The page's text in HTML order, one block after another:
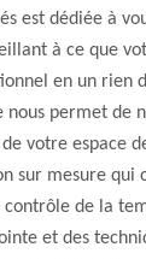
est dédiée à
à ce que
en un rien
nous permet de
votre espace
sur mesure qui
de la
et des